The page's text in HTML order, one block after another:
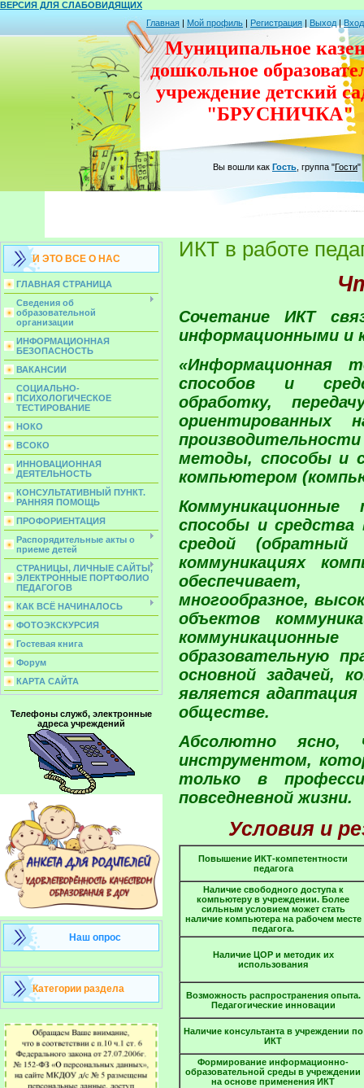
ВЕРСИЯ ДЛЯ СЛАБОВИДЯЩИХ
Главная | Мой профиль | Регистрация | Выход | Вход
Муниципальное
дошкольное
учреждение детский
"БРУСНИЧКА"
Вы вошли как Гость группа "Гости"
И ЭТО ВСЕ О НАС
ГЛАВНАЯ СТРАНИЦА
Сведения об
образовательной
организации
ИНФОРМАЦИОННАЯ
БЕЗОПАСНОСТЬ
ВАКАНСИИ
СОЦИАЛЬНО-
ПСИХОЛОГИЧЕСКОЕ
ТЕСТИРОВАНИЕ
НОКО
ВСОКО
ИННОВАЦИОННАЯ
ДЕЯТЕЛЬНОСТЬ
КОНСУЛЬТАТИВНЫЙ ПУНКТ.
РАННЯЯ ПОМОЩЬ
ПРОФОРИЕНТАЦИЯ
Распорядительные акты о
приеме детей
СТРАНИЦЫ, ЛИЧНЫЕ САЙТЫ,
ЭЛЕКТРОННЫЕ ПОРТФОЛИО
ПЕДАГОГОВ
КАК ВСЁ НАЧИНАЛОСЬ
ФОТОЭКСКУРСИЯ
Гостевая книга
Форум
КАРТА САЙТА
Телефоны служб, электронные
адреса учреждений
Наш опрос
Категории раздела
ИКТ в работе
Сочетание ИКТ
информационными и
«Информационная
способов и
обработку,
методы, способы и
компьютером
способы и средства
средой
коммуникациях
обеспечивает,
многообразное,
объектов
образовательную
основной задачей,
является
обществе.
Абсолютно ясно,
инструментом,
только в
повседневной жизни.
Условия и
Повышение ИКТ-компетентности
педагога
Наличие свободного доступа к
компьютеру в учреждении. Более
сильным условием может стать
наличие компьютера на рабочем месте
педагога.
Наличие ЦОР и методик их
использования
Возможность распространения опыта.
Педагогические инновации
Наличие консультанта в учреждении по
ИКТ
Формирование информационно-
образовательной среды в учреждении
на основе применения ИКТ